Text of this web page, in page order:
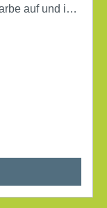
auf und ist